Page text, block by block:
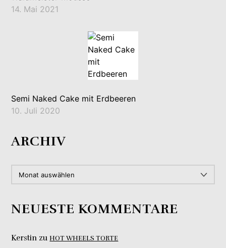
14. Mai 2021
Semi Naked Cake mit Erdbeeren
10. Juli 2020
ARCHIV
NEUESTE KOMMENTARE
Kerstin zuHOT WHEELS TORTE